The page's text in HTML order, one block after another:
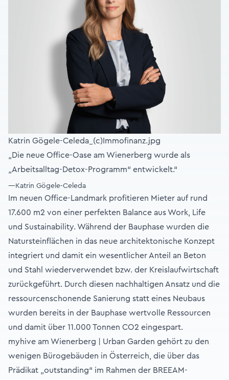
Katrin Gögele-Celeda_(c)Immofinanz.jpg
„Die neue Office-Oase am Wienerberg wurde als
„Arbeitsalltag-Detox-Programm“ entwickelt.“
—Katrin Gögele-Celeda
Im neuen Office-Landmark profitieren Mieter auf rund
17.600 m2 von einer perfekten Balance aus Work, Life
und Sustainability. Während der Bauphase wurden die
Natursteinflächen in das neue architektonische Konzept
integriert und damit ein wesentlicher Anteil an Beton
und Stahl wiederverwendet bzw. der Kreislaufwirtschaft
zurückgeführt. Durch diesen nachhaltigen Ansatz und die
ressourcenschonende Sanierung statt eines Neubaus
wurden bereits in der Bauphase wertvolle Ressourcen
und damit über 11.000 Tonnen CO2 eingespart.
myhive am Wienerberg | Urban Garden gehört zu den
wenigen Bürogebäuden in Österreich, die über das
Prädikat „outstanding“ im Rahmen der BREEAM-